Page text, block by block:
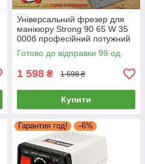
Універсальний фрезер для
манікюру Strong 90 65 W 35
000б професійний потужний
апаратний манікюр Стронг
90
Готово до відправки 99 од.
1 598 ₴ 1 698 ₴
Купити
Гарантия год! –6%